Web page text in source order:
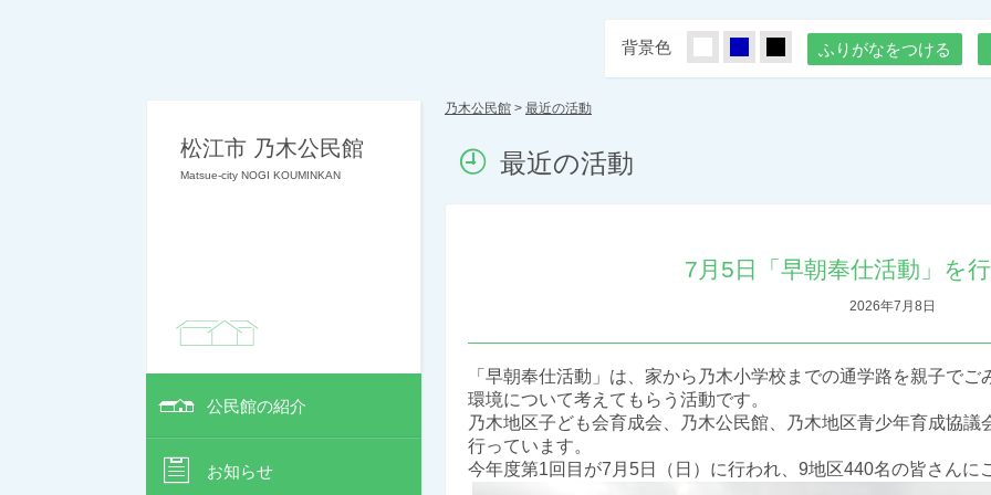
松江市 乃木公民館
Matsue-city NOGI KOUMINKAN
公民館の紹介
お知らせ
背景色 ふりがなをつける
乃木公民館 > 最近の活動
最近の活動
7月5日「早朝奉仕活動」を
2026年7月8日
「早朝奉仕活動」は、家から乃木小学校までの通学路を親子でご
環境について考えてもらう活動です。
乃木地区子ども会育成会、乃木公民館、乃木地区青少年育成協
行っています。
今年度第1回目が7月5日（日）に行われ、9地区440名の皆さんに